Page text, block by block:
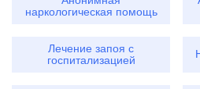
наркологическая помощь
Лечение запоя с
госпитализацией